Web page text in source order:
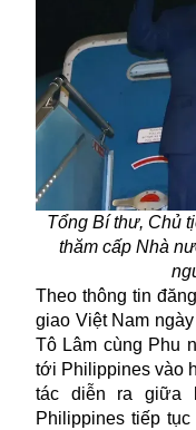
Tổng Bí thư, Chủ
thăm cấp Nhà
Theo thông tin
giao Việt Nam
Tô Lâm cùng Phu
tới Philippines vào
tác diễn ra giữa
Philippines tiếp